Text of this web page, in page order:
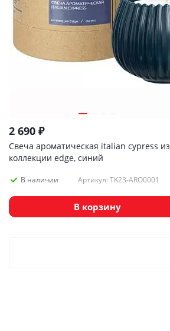
2 690 ₽
Свеча ароматическая italian cypress из
коллекции edge, синий
В наличии Артикул: TK23-ARO0001
В корзину